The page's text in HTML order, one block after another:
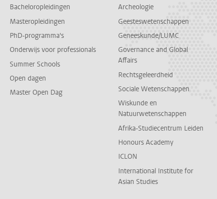
Bacheloropleidingen
Masteropleidingen
PhD-programma's
Onderwijs voor professionals
Summer Schools
Open dagen
Master Open Dag
Archeologie
Geesteswetenschappen
Geneeskunde/LUMC
Governance and Global
Affairs
Rechtsgeleerdheid
Sociale Wetenschappen
Wiskunde en
Natuurwetenschappen
Afrika-Studiecentrum Leiden
Honours Academy
ICLON
International Institute for
Asian Studies